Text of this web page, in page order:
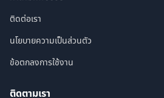
ติดต่อเรา
นโยบายความเป็นส่วนตัว
ข้อตกลงการใช้งาน
ติดตามเรา